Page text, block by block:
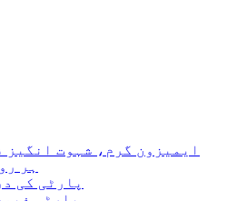
ایمیزون گرم، شہوت انگیز
ہر
پارٹی کی